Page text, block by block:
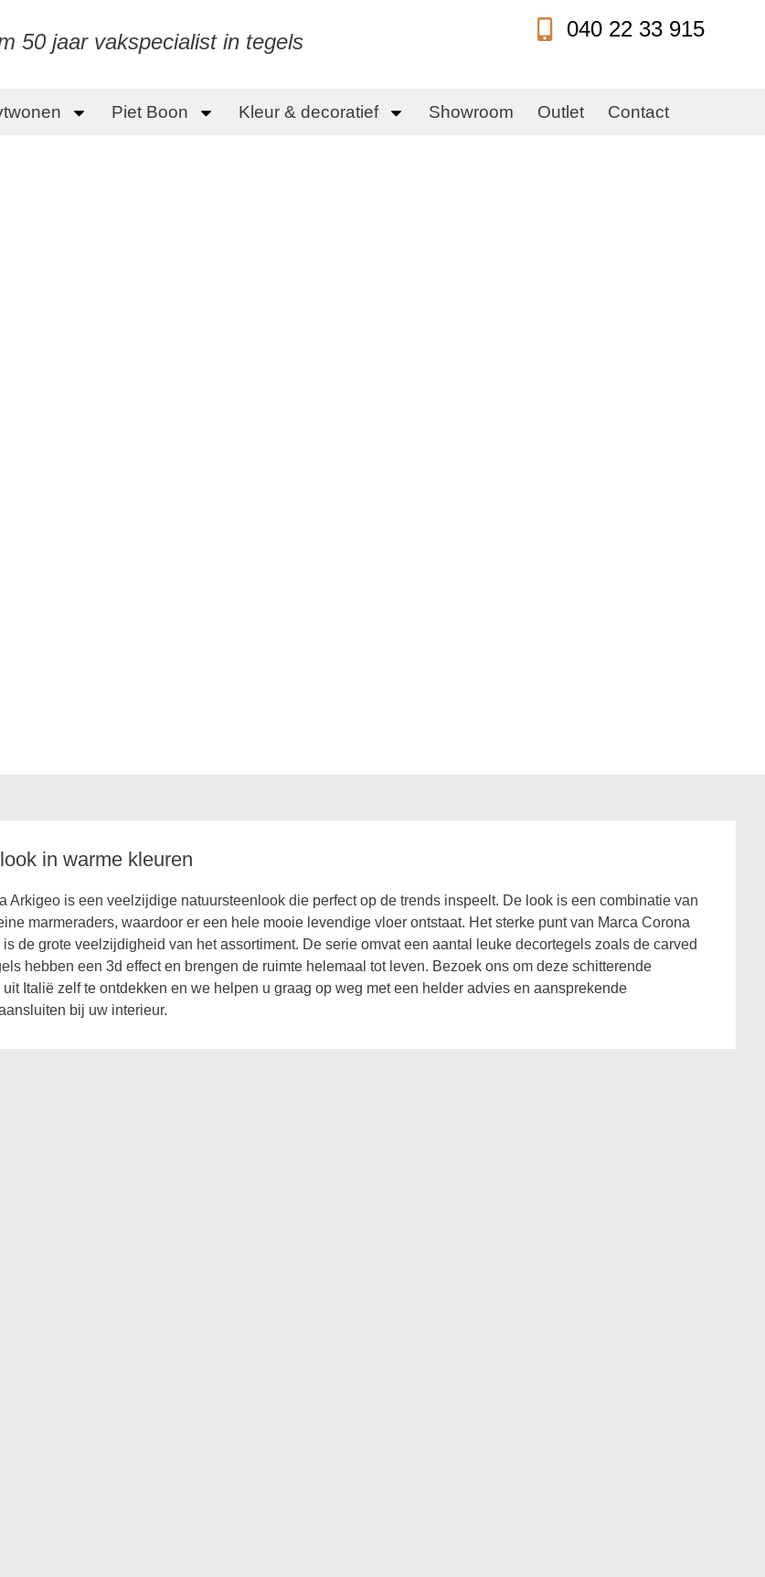
50 jaar vakspecialist in tegels
040 22 33 915
Piet Boon Kleur & decoratief Showroom Outlet Contact
in warme kleuren
Arkigeo is een veelzijdige natuursteenlook die perfect op de trends inspeelt. De look is een combinatie van
marmeraders, waardoor er een hele mooie levendige vloer ontstaat. Het sterke punt van Marca Corona
de grote veelzijdigheid van het assortiment. De serie omvat een aantal leuke decortegels zoals de carved
hebben een 3d effect en brengen de ruimte helemaal tot leven. Bezoek ons om deze schitterende
Italië zelf te ontdekken en we helpen u graag op weg met een helder advies en aansprekende
bij uw interieur.